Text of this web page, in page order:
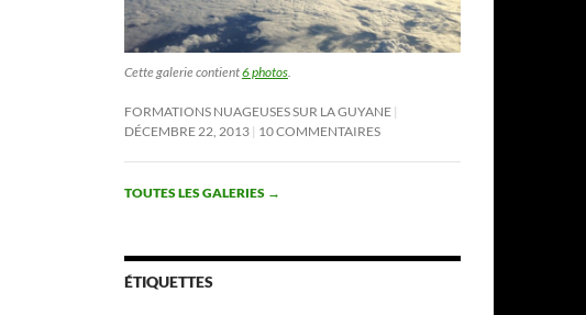
Cette galerie contient6 photos.
FORMATIONS NUAGEUSES SUR LA GUYANE
DÉCEMBRE 22, 2013 10 COMMENTAIRES
TOUTES LES GALERIES →
ÉTIQUETTES